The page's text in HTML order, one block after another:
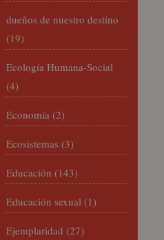
dueños de nuestro destino
(19)
Ecología Humana-Social
(4)
Economía (2)
Ecosistemas (3)
Educación (143)
Educación sexual (1)
Ejemplaridad (27)